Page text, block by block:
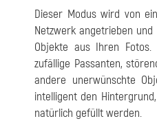
Dieser Modus wird von
Netzwerk angetrieben
Objekte aus Ihren
zufällige Passanten,
andere unerwünschte
intelligent den
natürlich gefüllt werden.